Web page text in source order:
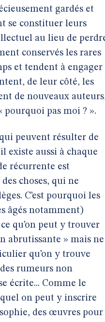
gardés et
se constituer leurs
au lieu de
conservés les rares
et tendent à engager
de leur côté, les
de nouveaux
pourquoi pas moi ? ».
peuvent résulter de
existe aussi à chaque
récurrente est
choses, qui ne
C’est pourquoi les
âgés notamment)
qu’on peut y trouver
abrutissante » mais ne
qu’on y trouve
rumeurs non
écrite... Comme le
on peut y inscrire
des œuvres pour